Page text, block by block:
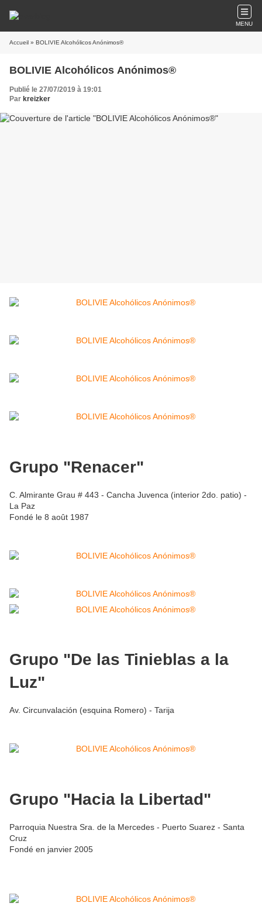
MENU
Accueil » BOLIVIE Alcohólicos Anónimos®
BOLIVIE Alcohólicos Anónimos®
Publié le 27/07/2019 à 19:01
Par kreizker
Grupo "Renacer"
C. Almirante Grau # 443 - Cancha Juvenca (interior 2do. patio) -
La Paz
Fondé le 8 août 1987
Grupo "De las Tinieblas a la
Luz"
Av. Circunvalación (esquina Romero) - Tarija
Grupo "Hacia la Libertad"
Parroquia Nuestra Sra. de la Mercedes - Puerto Suarez - Santa
Cruz
Fondé en janvier 2005